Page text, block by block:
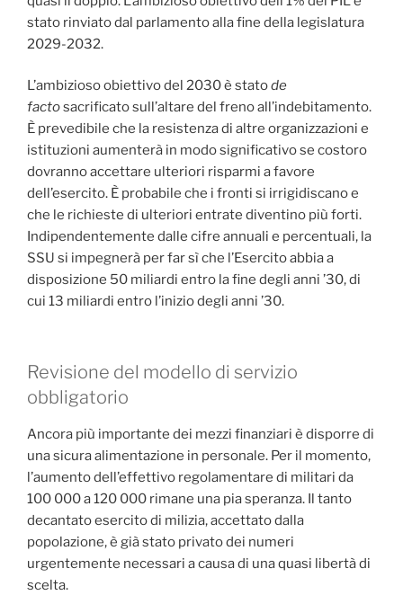
stato rinviato dal parlamento alla fine della legislatura
2029-2032.
L’ambizioso obiettivo del 2030 è statode
factosacrificato sull’altare del freno all’indebitamento.
È prevedibile che la resistenza di altre organizzazioni e
istituzioni aumenterà in modo significativo se costoro
dovranno accettare ulteriori risparmi a favore
dell’esercito. È probabile che i fronti si irrigidiscano e
che le richieste di ulteriori entrate diventino più forti.
Indipendentemente dalle cifre annuali e percentuali, la
SSU si impegnerà per far sì che l’Esercito abbia a
disposizione 50 miliardi entro la fine degli anni ’30, di
cui 13 miliardi entro l’inizio degli anni ’30.
Revisione del modello di servizio
obbligatorio
Ancora più importante dei mezzi finanziari è disporre di
una sicura alimentazione in personale. Per il momento,
l’aumento dell’effettivo regolamentare di militari da
100 000 a 120 000 rimane una pia speranza. Il tanto
decantato esercito di milizia, accettato dalla
popolazione, è già stato privato dei numeri
urgentemente necessari a causa di una quasi libertà di
scelta.